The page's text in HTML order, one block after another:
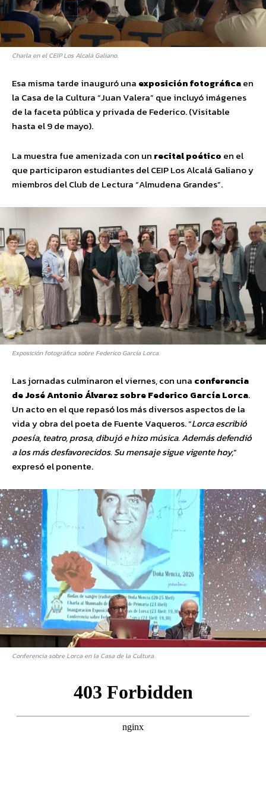
Charla en el CEIP Los Alcalá Galiano.
Esa misma tarde inauguró una exposición fotográficaen
la Casa de la Cultura “Juan Valera” que incluyó imágenes
de la faceta pública y privada de Federico. (Visitable
hasta el 9 de mayo).
La muestra fue amenizada con un recital poético en el
que participaron estudiantes del CEIP Los Alcalá Galiano y
miembros del Club de Lectura “Almudena Grandes”.
Exposición fotográfica sobre Federico García Lorca.
Las jornadas culminaron el viernes, con una conferencia
de José Antonio Álvarez sobre Federico García Lorca.
Un acto en el que repasó los más diversos aspectos de la
vida y obra del poeta de Fuente Vaqueros. “Lorca escribió
poesía, teatro, prosa, dibujó e hizo música. Además defendió
a los más desfavorecidos. Su mensaje sigue vigente hoy,”
expresó el ponente.
Conferencia sobre Lorca en la Casa de la Cultura.